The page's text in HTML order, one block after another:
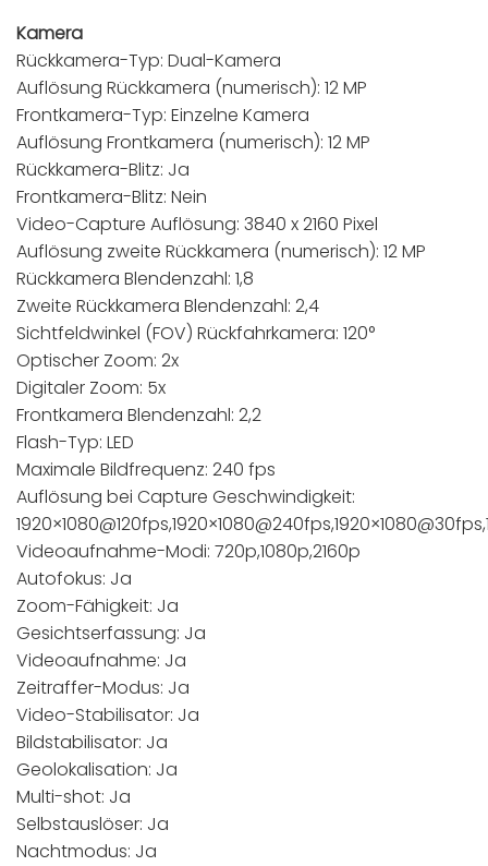
Kamera
Rückkamera-Typ: Dual-Kamera
Auflösung Rückkamera (numerisch): 12 MP
Frontkamera-Typ: Einzelne Kamera
Auflösung Frontkamera (numerisch): 12 MP
Rückkamera-Blitz: Ja
Frontkamera-Blitz: Nein
Video-Capture Auflösung: 3840 x 2160 Pixel
Auflösung zweite Rückkamera (numerisch): 12 MP
Rückkamera Blendenzahl: 1,8
Zweite Rückkamera Blendenzahl: 2,4
Sichtfeldwinkel (FOV) Rückfahrkamera: 120°
Optischer Zoom: 2x
Digitaler Zoom: 5x
Frontkamera Blendenzahl: 2,2
Flash-Typ: LED
Maximale Bildfrequenz: 240 fps
Auflösung bei Capture Geschwindigkeit:
Videoaufnahme-Modi: 720p,1080p,2160p
Autofokus: Ja
Zoom-Fähigkeit: Ja
Gesichtserfassung: Ja
Videoaufnahme: Ja
Zeitraffer-Modus: Ja
Video-Stabilisator: Ja
Bildstabilisator: Ja
Geolokalisation: Ja
Multi-shot: Ja
Selbstauslöser: Ja
Nachtmodus: Ja